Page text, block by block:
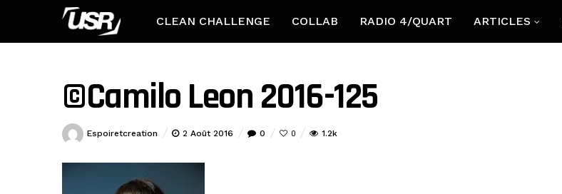
CLEAN CHALLENGE COLLAB RADIO 4/QUART ARTICLES
©Camilo Leon 2016-125
Espoiretcreation 2 Août 2016 0 0 1.2k